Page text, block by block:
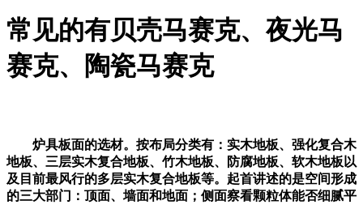
常见的有贝壳马赛克、夜光马
赛克、陶瓷马赛克
炉具板面的选材。按布局分类有：实木地板、强化复合木
地板、三层实木复合地板、竹木地板、防腐地板、软木地板以
及目前最风行的多层实木复合地板等。起首讲述的是空间形成
的三大部门：顶面、墙面和地面；侧面察看颗粒体能否细腻平